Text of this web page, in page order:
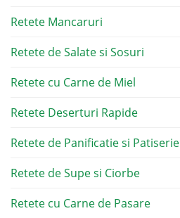
Retete Mancaruri
Retete de Salate si Sosuri
Retete cu Carne de Miel
Retete Deserturi Rapide
Retete de Panificatie si Patiserie
Retete de Supe si Ciorbe
Retete cu Carne de Pasare